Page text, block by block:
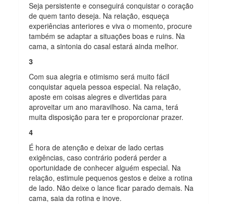
Seja persistente e conseguirá conquistar o coração
de quem tanto deseja. Na relação, esqueça
experiências anteriores e viva o momento, procure
também se adaptar a situações boas e ruins. Na
cama, a sintonia do casal estará ainda melhor.
3
Com sua alegria e otimismo será muito fácil
conquistar aquela pessoa especial. Na relação,
aposte em coisas alegres e divertidas para
aproveitar um ano maravilhoso. Na cama, terá
muita disposição para ter e proporcionar prazer.
4
É hora de atenção e deixar de lado certas
exigências, caso contrário poderá perder a
oportunidade de conhecer alguém especial. Na
relação, estimule pequenos gestos e deixe a rotina
de lado. Não deixe o lance ficar parado demais. Na
cama, saia da rotina e inove.